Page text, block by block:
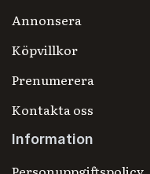
Annonsera
Köpvillkor
Prenumerera
Kontakta oss
Information